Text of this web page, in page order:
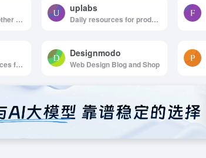
Free PSD files and other free design resources by Dribbblers.
uplabs
Daily resources for product designers & developers
Hand-picked resources for web designer and developers, constantly updated.
Designmodo
Web Design Blog and Shop